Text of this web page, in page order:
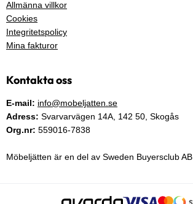
Allmänna villkor
Cookies
Integritetspolicy
Mina fakturor
Kontakta oss
E-mail: info@mobeljatten.se
Adress: Svarvarvägen 14A, 142 50 , Skogås
Org.nr: 559016-7838
Möbeljätten är en del av Sweden Buyersclub AB